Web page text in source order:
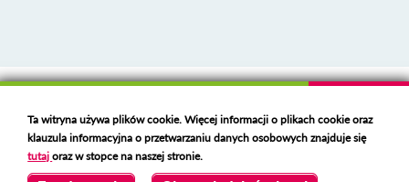
Deklaracja dostępności
Polski serwer RBLhttps://polspam.pl/
Copyright 2023 Urząd Miejski w Opolu Lubelskim
Ta witryna używa plików cookie. Więcej informacji o plikach cookie oraz
klauzula informacyjna o przetwarzaniu danych osobowych znajduje się
tutajoraz w stopce na naszej stronie.